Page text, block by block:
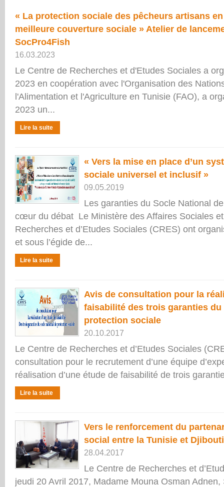
« La protection sociale des pêcheurs artisans
meilleure couverture sociale » Atelier de
SocPro4Fish
16.03.2023
Le Centre de Recherches et d'Etudes Sociales a
2023 en coopération avec l'Organisation des
l'Alimentation et l'Agriculture en Tunisie (FAO), a
2023 un...
Lire la suite
« Vers la mise en place d’un
sociale universel et inclusif »
09.05.2019
Les garanties du Socle National
cœur du débat Le Ministère des Affaires Sociales
Recherches et d’Etudes Sociales (CRES) ont
et sous l’égide de...
Lire la suite
Avis de consultation pour la
faisabilité des trois garanties
protection sociale
20.10.2017
Le Centre de Recherches et d’Etudes Sociales
consultation pour le recrutement d’une équipe
réalisation d’une étude de faisabilité de trois
Lire la suite
Vers le renforcement du
social entre la Tunisie et Djibouti
28.04.2017
Le Centre de Recherches et
jeudi 20 Avril 2017, Madame Mouna Osman Adnen,